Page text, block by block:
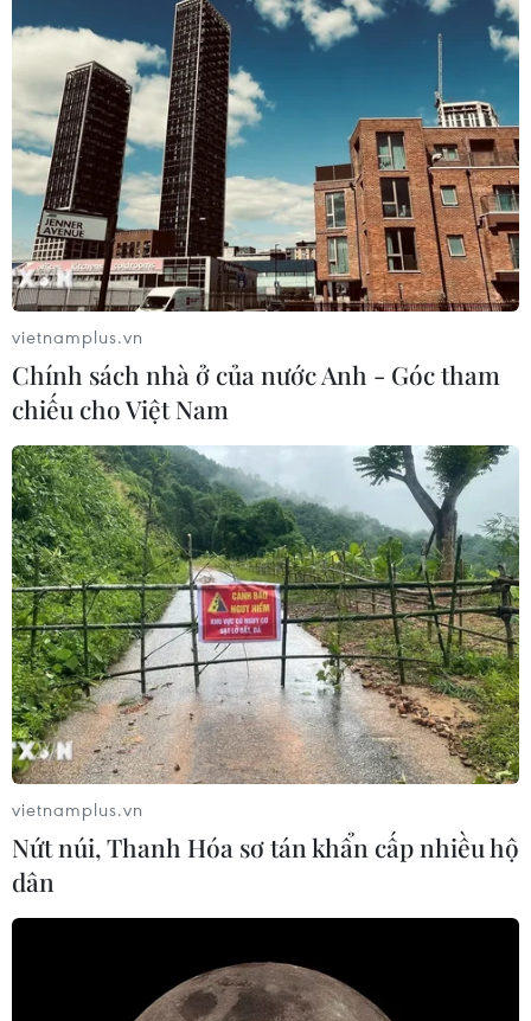
vietnamplus.vn
Chính sách nhà ở của nước Anh - Góc tham
chiếu cho Việt Nam
vietnamplus.vn
Nứt núi, Thanh Hóa sơ tán khẩn cấp nhiều hộ
dân